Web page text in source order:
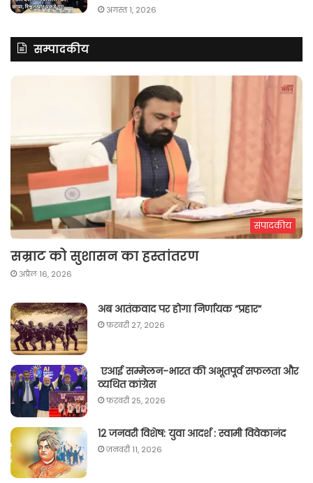
अगस्त 1, 2026
सम्पादकीय
संपादकीय
सम्राट को सुशासन का हस्तांतरण
अप्रैल 16, 2026
अब आतंकवाद पर होगा निर्णायक “प्रहार“
फ़रवरी 27, 2026
एआई सम्मेलन-भारत की अभूतपूर्व सफलता और
व्यथित कांग्रेस
फ़रवरी 25, 2026
12 जनवरी विशेष: युवा आदर्श : स्वामी विवेकानंद
जनवरी 11, 2026